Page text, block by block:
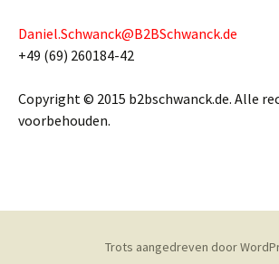
Daniel.Schwanck@B2BSchwanck.de
+49 (69) 260184-42
Copyright © 2015 b2bschwanck.de. Alle
voorbehouden.
Trots aangedreven door